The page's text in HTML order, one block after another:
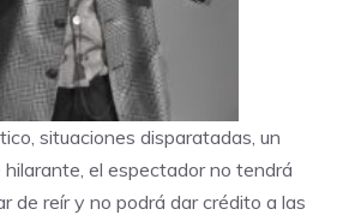
situaciones disparatadas, un
hilarante, el espectador no tendrá
de reír y no podrá dar crédito a las